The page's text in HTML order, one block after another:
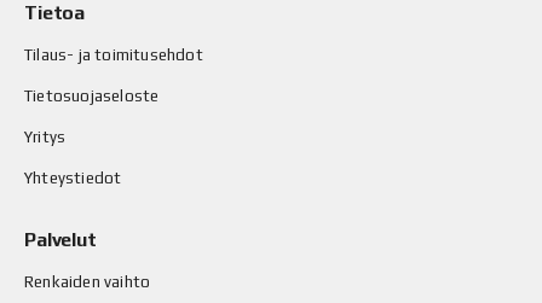
Tietoa
Tilaus- ja toimitusehdot
Tietosuojaseloste
Yritys
Yhteystiedot
Palvelut
Renkaiden vaihto